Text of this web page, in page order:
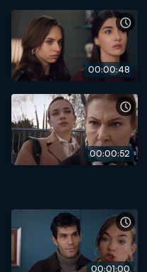
00:00:48
00:00:52
00:01:00